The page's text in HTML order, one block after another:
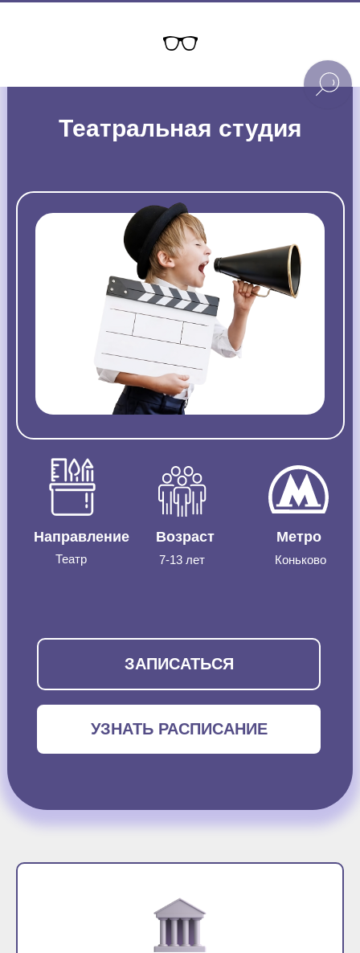
Театральная студия
Направление
Театр
Возраст
7-13 лет
Метро
Коньково
УЗНАТЬ РАСПИСАНИЕ
ЗАПИСАТЬСЯ